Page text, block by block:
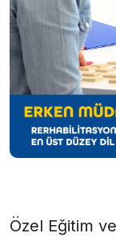
Özel Eğitim